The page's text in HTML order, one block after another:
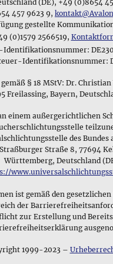
Photos und genaue
zu
Rückgaberecht einen
nur Steine von
dem notwendigen
Diese Mineralien und
Bereich unseres
Kunden aufgrund der
der Steine. Heute
und zeitlosen
Mineralien und
Designs gefertigt aus
Silber, Zinn, Messing und
große Auswahl an
für historisch
eines
der Gruppe
ihrer Symbolik
ihren Träger eine
Wikingerschmuck
deren Symbole ihre Götter &
(DE), +49 (0)8654
457 9623 9,
gestellte
(0)1579 2566519,
Identifikationsnummer:
§ 18 MStV: Dr. Christian
Freilassing, Bayern,
einem außergerichtlichen
des
Straße 8, 77694
Württemberg, Deutschland
ist gemäß den
der
zur Erstellung und
1999-2023 –